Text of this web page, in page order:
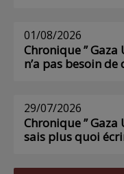
01/08/2026
Chronique ” Gaza
n’a pas besoin
29/07/2026
Chronique ” Gaza
sais plus quoi